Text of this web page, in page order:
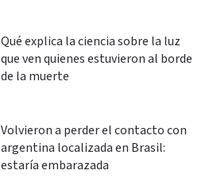
Qué explica la ciencia sobre la luz
que ven quienes estuvieron al borde
de la muerte
Volvieron a perder el contacto con
argentina localizada en Brasil:
estaría embarazada